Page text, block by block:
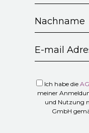
Ich habe die
meiner
und Nutzung
GmbH